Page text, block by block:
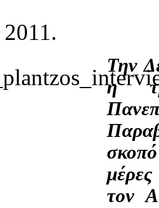
2011.
Την
η
τον